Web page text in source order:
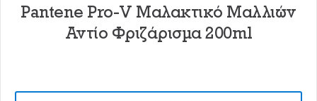
Pantene Pro-V Μαλακτικό Μαλλιών
Αντίο Φριζάρισμα 200ml